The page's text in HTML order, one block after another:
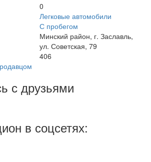
0
Легковые автомобили
С пробегом
Минский район, г. Заславль,
ул. Советская, 79
406
с друзьями
в соцсетях: